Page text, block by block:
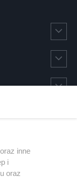
inne
i
oraz